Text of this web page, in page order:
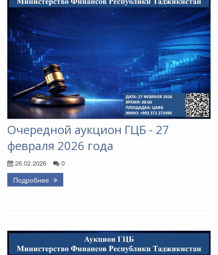
Очередной аукцион ГЦБ - 27
февраля 2026 года
26.02.2026 0
Подробнее